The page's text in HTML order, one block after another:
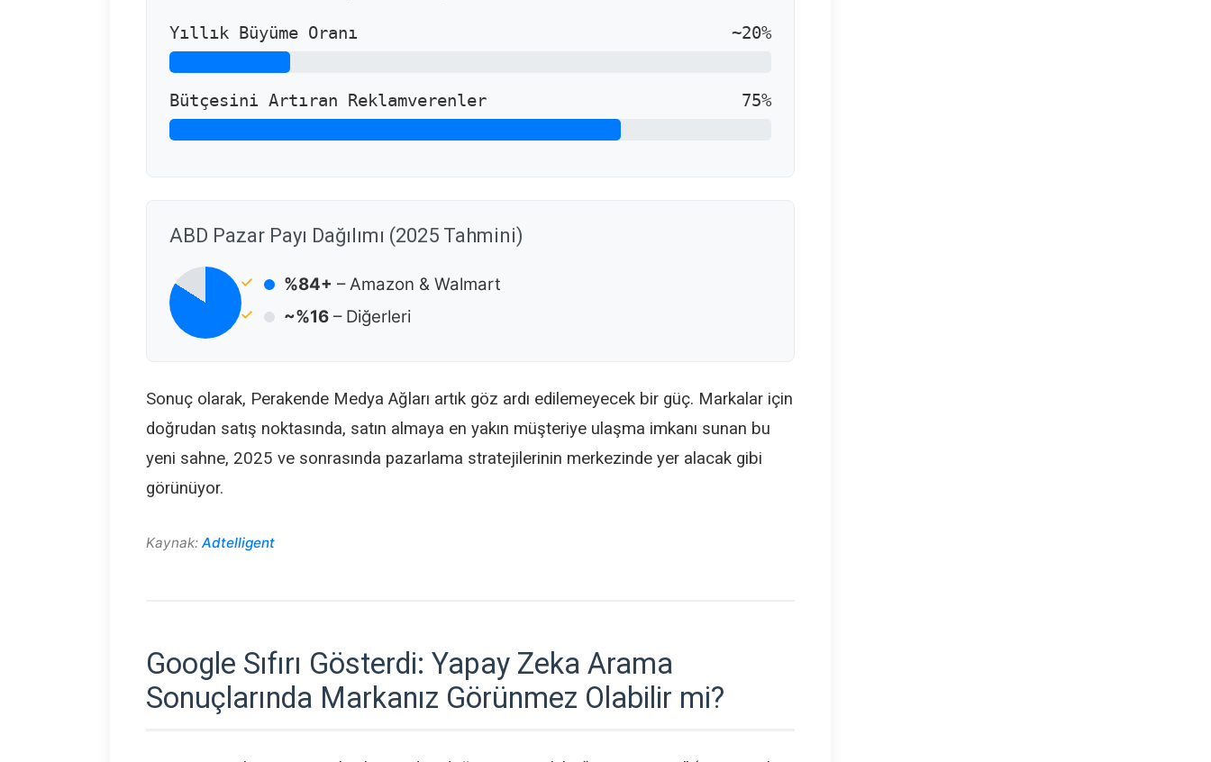
Yıllık Büyüme Oranı ~20%
Bütçesini Artıran Reklamverenler 75%
ABD Pazar Payı Dağılımı (2025 Tahmini)
%84+ – Amazon & Walmart
~%16 – Diğerleri
Sonuç olarak, Perakende Medya Ağları artık göz ardı edilemeyecek bir güç. Markalar için
doğrudan satış noktasında, satın almaya en yakın müşteriye ulaşma imkanı sunan bu
yeni sahne, 2025 ve sonrasında pazarlama stratejilerinin merkezinde yer alacak gibi
görünüyor.
Kaynak:Adtelligent
Google Sıfırı Gösterdi: Yapay Zeka Arama
Sonuçlarında Markanız Görünmez Olabilir mi?